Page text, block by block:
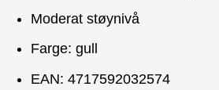
Moderat støynivå
Farge: gull
EAN: 4717592032574